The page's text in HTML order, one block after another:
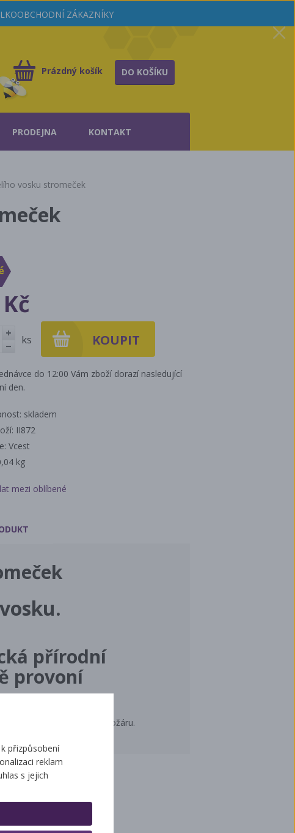
ZÁKAZNÍKY
Prázdný košík DO KOŠÍKU
PRODEJNA KONTAKT
vosku stromeček
+
ks
do 12:00 Vám zboží dorazí nasledující
den.
skladem
II872
Vcest
kg
mezi oblíbené
přírodní
provoní
z důvodu nebezpečí požáru.
přizpůsobení
reklam
s jejich